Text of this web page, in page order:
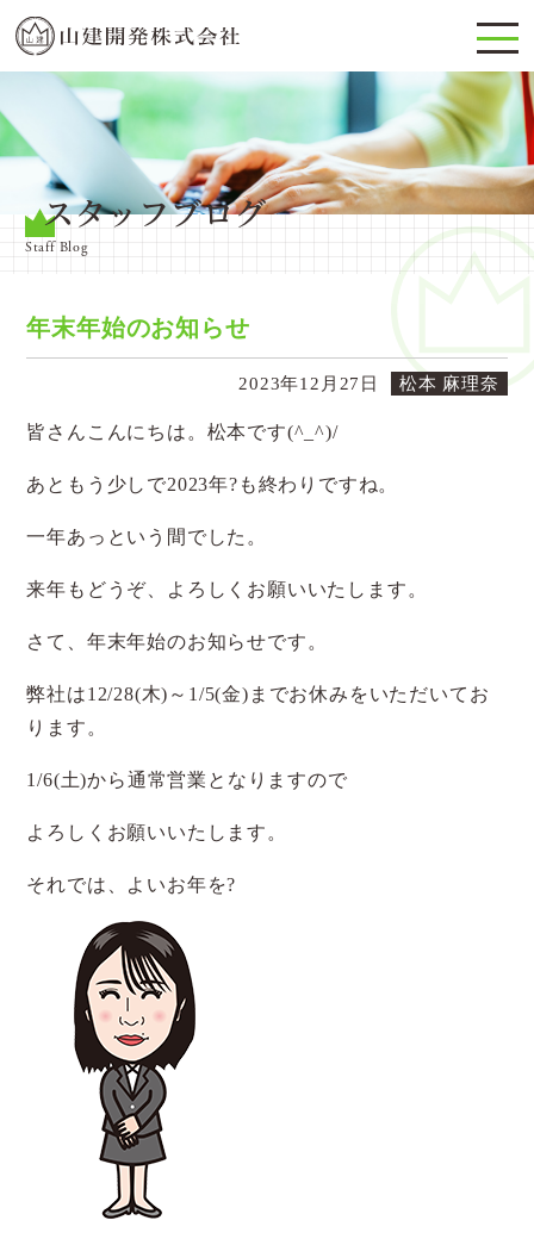
スタッフブログ
Staff Blog
年末年始のお知らせ
2023年12月27日 松本 麻理奈
皆さんこんにちは。松本です(^_^)/
あともう少しで2023年?も終わりですね。
一年あっという間でした。
来年もどうぞ、よろしくお願いいたします。
さて、年末年始のお知らせです。
弊社は12/28(木)～1/5(金)までお休みをいただいてお
ります。
1/6(土)から通常営業となりますので
よろしくお願いいたします。
それでは、よいお年を?